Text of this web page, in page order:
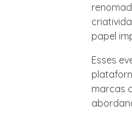
papel
Esses
marcas